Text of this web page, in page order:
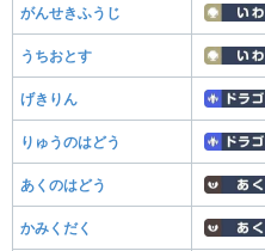
がんせきふうじ
うちおとす
げきりん
りゅうのはどう
あくのはどう
かみくだく